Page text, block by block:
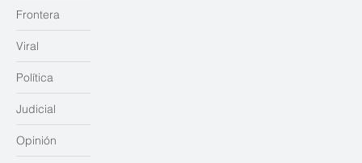
Judicial
Opinión
Frontera
Viral
Política